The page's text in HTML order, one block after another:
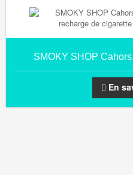
SMOKY SHOP
En